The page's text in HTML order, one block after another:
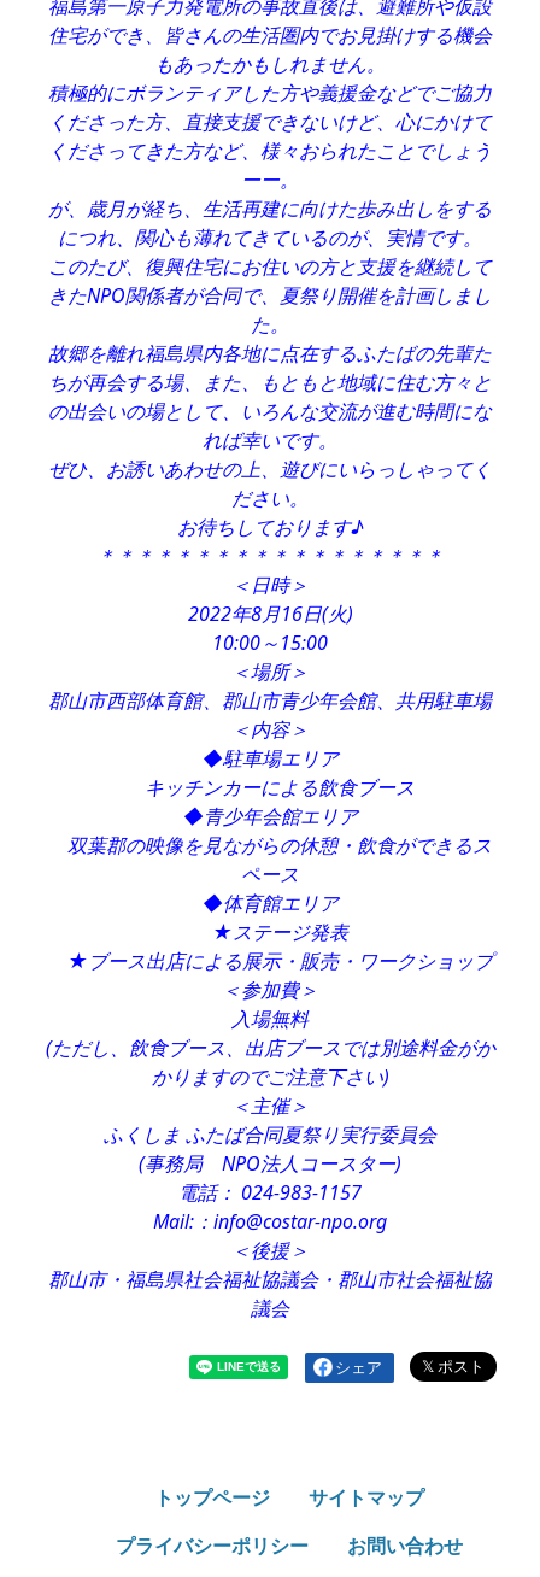
福島第一原子力発電所の事故直後は、避難所や仮設
住宅ができ、皆さんの生活圏内でお見掛けする機会
もあったかもしれません。
積極的にボランティアした方や義援金などでご協力
くださった方、直接支援できないけど、心にかけて
くださってきた方など、様々おられたことでしょう
ーー。
が、歳月が経ち、生活再建に向けた歩み出しをする
につれ、関心も薄れてきているのが、実情です。
このたび、復興住宅にお住いの方と支援を継続して
きたNPO関係者が合同で、夏祭り開催を計画しまし
た。
故郷を離れ福島県内各地に点在するふたばの先輩た
ちが再会する場、また、もともと地域に住む方々と
の出会いの場として、いろんな交流が進む時間にな
れば幸いです。
ぜひ、お誘いあわせの上、遊びにいらっしゃってく
ださい。
お待ちしております♪
＊＊＊＊＊＊＊＊＊＊＊＊＊＊＊＊＊＊
＜日時＞
2022年8月16日(火)
10:00～15:00
＜場所＞
郡山市西部体育館、郡山市青少年会館、共用駐車場
＜内容＞
◆駐車場エリア
キッチンカーによる飲食ブース
◆青少年会館エリア
双葉郡の映像を見ながらの休憩・飲食ができるス
ペース
◆体育館エリア
★ステージ発表
★ブース出店による展示・販売・ワークショップ
＜参加費＞
入場無料
(ただし、飲食ブース、出店ブースでは別途料金がか
かりますのでご注意下さい)
＜主催＞
ふくしま ふたば合同夏祭り実行委員会
(事務局 NPO法人コースター)
電話： 024-983-1157
Mail:：info@costar-npo.org
＜後援＞
郡山市・福島県社会福祉協議会・郡山市社会福祉協
議会
シェア
トップページ
サイトマップ
プライバシーポリシー
お問い合わせ